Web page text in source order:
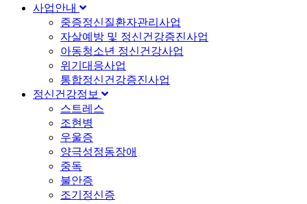
사업안내
중증정신질환자관리사업
자살예방 및 정신건강증진사업
아동청소년 정신건강사업
위기대응사업
통합정신건강증진사업
정신건강정보
스트레스
조현병
우울증
양극성정동장애
중독
불안증
조기정신증